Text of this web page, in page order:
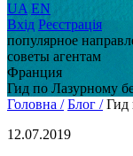
UA EN
Вхід Реєстрація
популярное
советы агентам
Франция
Гид по Лазурному
Головна / Блог / Гид
12.07.2019